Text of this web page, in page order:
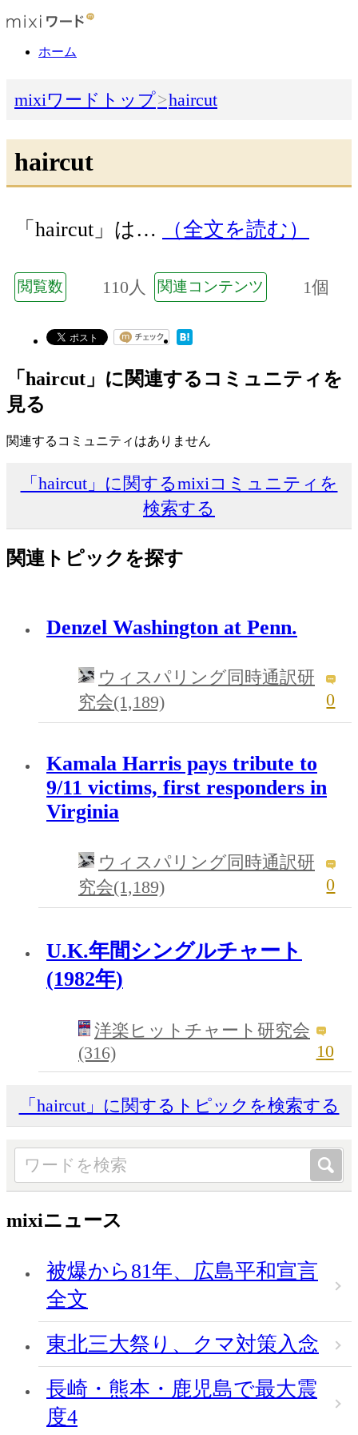
ホーム
mixiワードトップ haircut
haircut
「haircut」は… （全文を読む）
閲覧数 110人 関連コンテンツ 1個
「haircut」に関連するコミュニティを
見る
関連するコミュニティはありません
「haircut」に関するmixiコミュニティを
検索する
関連トピックを探す
Denzel Washington at Penn.
ウィスパリング同時通訳研
究会(1,189)
0
Kamala Harris pays tribute to
9/11 victims, first responders in
Virginia
ウィスパリング同時通訳研
究会(1,189)
0
U.K.年間シングルチャート
(1982年)
洋楽ヒットチャート研究会
(316)
10
「haircut」に関するトピックを検索する
mixiニュース
被爆から81年、広島平和宣言
全文
東北三大祭り、クマ対策入念
長崎・熊本・鹿児島で最大震
度4